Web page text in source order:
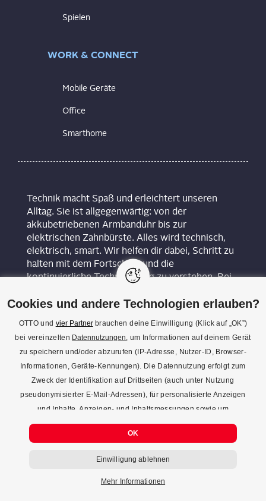
Spielen
WORK & CONNECT
Mobile Geräte
Office
Smarthome
Technik macht Spaß und erleichtert unseren
Alltag. Sie ist allgegenwärtig: von der
akkubetriebenen Armbanduhr bis zur
elektrischen Zahnbürste. Alles wird technisch,
elektrisch, smart. Wir helfen dir dabei, Schritt zu
halten mit dem Fortschritt und die
kontinuierliche Technisierung zu verstehen. Bei
keine Fachkenntnisse voraussetzen. Egal, ob die
blinkt oder du bei der Einrichtung deines neuen
Smartphones nicht weiterkommst – unsere
Redakteur*innen bieten dir in ausführlichen
Ratgebern und leicht verständlichen Praxistipps
genau die Hilfe, die du gerade suchst.
Cookies und andere Technologien erlauben?
OTTO und vier Partnerbrauchen deine Einwilligung (Klick auf „OK”)
bei vereinzelten Datennutzungen, um Informationen auf deinem Gerät
zu speichern und/oder abzurufen (IP-Adresse, Nutzer-ID, Browser-
Informationen, Geräte-Kennungen). Die Datennutzung erfolgt zum
Zweck der Identifikation auf Drittseiten (auch unter Nutzung
pseudonymisierter E-Mail-Adressen), für personalisierte Anzeigen
und Inhalte, Anzeigen- und Inhaltsmessungen sowie um
Erkenntnisse über Zielgruppen und Produktentwicklungen zu
gewinnen. Mehr Infos zur Einwilligung (inkl. Widerrufsmöglichkeit)
jederzeit ablehnen.
OK
Einwilligung ablehnen
Mehr Informationen